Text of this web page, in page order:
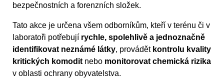
bezpečnostních a forenzních složek.
Tato akce je určena všem odborníkům, kteří v terénu či v
laboratoři potřebují rychle, spolehlivě a jednoznačně
identifikovat neznámé látky, provádět kontrolu kvality
kritických komodit nebo monitorovat chemická rizika
v oblasti ochrany obyvatelstva.